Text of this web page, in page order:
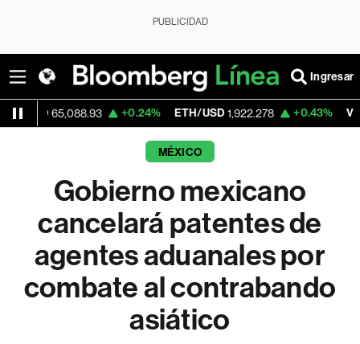
PUBLICIDAD
Ingresar
65,088.93 +0.24% ETH/USD 1,922.278 +0.43% Visa 362.50
MÉXICO
Gobierno mexicano
cancelará patentes de
agentes aduanales por
combate al contrabando
asiático